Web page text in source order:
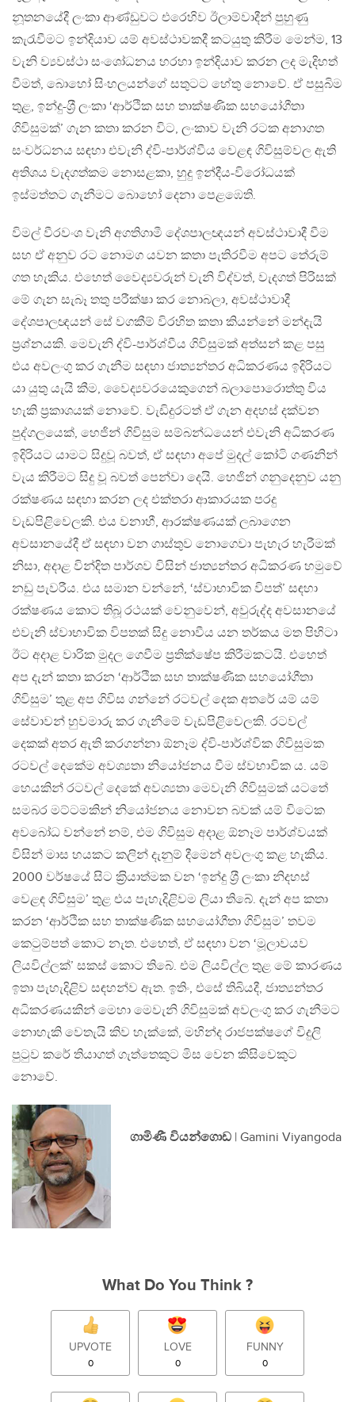
නූතනයේදී ලංකා ආණ්ඩුවට එරෙහිව ඊලාම්වාදීන් පුහුණු
කැරැවීමට ඉන්දියාව යම් අවස්ථාවකදී කටයුතු කිරීම මෙන්ම, 13
වැනි ව්‍යවස්ථා සංශෝධනය හරහා ඉන්දියාව කරන ලද මැදිහත්
වීමත්, බොහෝ සිංහලයන්ගේ සතුටට හේතු නොවේ. ඒ පසුබිම
තුළ, ඉන්දු-ශ‍්‍රී ලංකා ‘ආර්ථික සහ තාක්ෂණික සහයෝගීතා
ගිවිසුමක්’ ගැන කතා කරන විට, ලංකාව වැනි රටක අනාගත
සංවර්ධනය සඳහා එවැනි ද්වි-පාර්ශ්වීය වෙළඳ ගිවිසුම්වල ඇති
අතිශය වැදගත්කම නොසළකා, හුදු ඉන්දීය-විරෝධයක්
ඉස්මත්තට ගැනීමට බොහෝ දෙනා පෙළඹෙති.
විමල් වීරවංශ වැනි අගතිගාමී දේශපාලඥයන් අවස්ථාවාදී වීම
සහ ඒ අනුව රට නොමග යවන කතා පැතිරවීම අපට තේරුම්
ගත හැකිය. එහෙත් වෛද්‍යවරුන් වැනි විද්වත්, වැදගත් පිරිසක්
මේ ගැන සැබෑ තතු පරීක්ෂා කර නොබලා, අවස්ථාවාදී
දේශපාලඥයන් සේ වගකීම් විරහිත කතා කියන්නේ මන්දැයි
ප‍්‍රශ්නයකි. මෙවැනි ද්වි-පාර්ශ්වීය ගිවිසුමක් අත්සන් කළ පසු
එය අවලංගු කර ගැනීම සඳහා ජාත්‍යන්තර අධිකරණය ඉදිරියට
යා යුතු යැයි කීම, වෛද්‍යවරයෙකුගෙන් බලාපොරොත්තු විය
හැකි ප‍්‍රකාශයක් නොවේ. වැඩිදුරටත් ඒ ගැන අදහස් දක්වන
පුද්ගලයෙක්, හෙජින් ගිවිසුම සම්බන්ධයෙන් එවැනි අධිකරණ
ඉදිරියට යාමට සිදුවූ බවත්, ඒ සඳහා අපේ මුදල් කෝටි ගණනින්
වැය කිරීමට සිදු වූ බවත් පෙන්වා දෙයි. හෙජින් ගනුදෙනුව යනු
රක්ෂණය සඳහා කරන ලද එක්තරා ආකාරයක පරදු
වැඩපිළිවෙලකි. එය වනාහී, ආරක්ෂණයක් ලබාගෙන
අවසානයේදී ඒ සඳහා වන ගාස්තුව නොගෙවා පැහැර හැරීමක්
නිසා, අදාළ වින්දිත පාර්ශව විසින් ජාත්‍යන්තර අධිකරණ හමුවේ
නඩු පැවරීය. එය සමාන වන්නේ, ‘ස්වාභාවික විපත්’ සඳහා
රක්ෂණය කොට තිබූ රථයක් වෙනුවෙන්, අවුරුද්ද අවසානයේ
එවැනි ස්වාභාවික විපතක් සිදු නොවීය යන තර්කය මත පිහිටා
ඊට අදාළ වාරික මුදල ගෙවීම ප‍්‍රතික්ෂේප කිරීමකටයි. එහෙත්
අප දැන් කතා කරන ‘ආර්ථික සහ තාක්ෂණික සහයෝගීතා
ගිවිසුම’ තුළ අප ගිවිස ගන්නේ රටවල් දෙක අතරේ යම් යම්
සේවාවන් හුවමාරු කර ගැනීමේ වැඩපිළිවෙලකි. රටවල්
දෙකක් අතර ඇති කරගන්නා ඕනෑම ද්වි-පාර්ශ්වික ගිවිසුමක
රටවල් දෙකේම අවශ්‍යතා නියෝජනය වීම ස්වභාවික ය. යම්
හෙයකින් රටවල් දෙකේ අවශ්‍යතා මෙවැනි ගිවිසුමක් යටතේ
සමබර මට්ටමකින් නියෝජනය නොවන බවක් යම් විටෙක
අවබෝධ වන්නේ නම්, එම ගිවිසුම අදාළ ඕනෑම පාර්ශ්වයක්
විසින් මාස හයකට කලින් දැනුම් දීමෙන් අවලංගු කළ හැකිය.
2000 වර්ෂයේ සිට ක‍්‍රියාත්මක වන ‘ඉන්දු ශ‍්‍රී ලංකා නිදහස්
වෙළඳ ගිවිසුම’ තුළ එය පැහැදිළිවම ලියා තිබේ. දැන් අප කතා
කරන ‘ආර්ථික සහ තාක්ෂණික සහයෝගීතා ගිවිසුම’ තවම
කෙටුම්පත් කොට නැත. එහෙත්, ඒ සඳහා වන ‘මූලාවයව
ලියවිල්ලක්’ සකස් කොට තිබේ. එම ලියවිල්ල තුළ මේ කාරණය
ඉතා පැහැදිළිව සඳහන්ව ඇත. ඉතිං, එසේ තිබියදී, ජාත්‍යන්තර
අධිකරණයකින් මෙහා මෙවැනි ගිවිසුමක් අවලංගු කර ගැනීමට
නොහැකි වෙතැයි කිව හැක්කේ, මහින්ද රාජපක්ෂගේ විදුලි
පුටුව කරේ තියාගත් ගැත්තෙකුට මිස වෙන කිසිවෙකුට
නොවේ.
ගාමිණී වියන්ගොඩ | Gamini Viyangoda
What Do You Think ?
UPVOTE
0
LOVE
0
FUNNY
0